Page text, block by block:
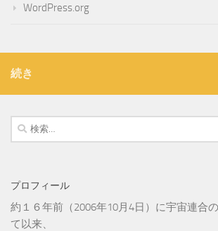
WordPress.org
続き
検
索:
プロフィール
約１６年前（2006年10月4日）に宇宙連合
て以来、